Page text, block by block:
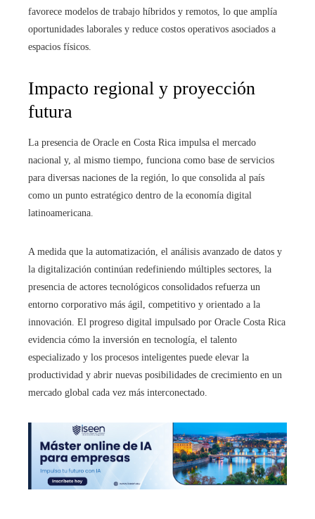
favorece modelos de trabajo híbridos y remotos, lo que amplía
oportunidades laborales y reduce costos operativos asociados a
espacios físicos.
Impacto regional y proyección
futura
La presencia de Oracle en Costa Rica impulsa el mercado
nacional y, al mismo tiempo, funciona como base de servicios
para diversas naciones de la región, lo que consolida al país
como un punto estratégico dentro de la economía digital
latinoamericana.
A medida que la automatización, el análisis avanzado de datos y
la digitalización continúan redefiniendo múltiples sectores, la
presencia de actores tecnológicos consolidados refuerza un
entorno corporativo más ágil, competitivo y orientado a la
innovación. El progreso digital impulsado por Oracle Costa Rica
evidencia cómo la inversión en tecnología, el talento
especializado y los procesos inteligentes puede elevar la
productividad y abrir nuevas posibilidades de crecimiento en un
mercado global cada vez más interconectado.